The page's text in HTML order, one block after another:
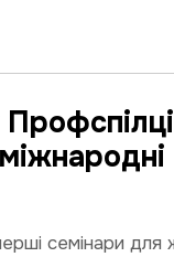
семінари для